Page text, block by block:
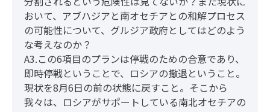
おいて、アブハジアと南オセチアとの和解プロセス
の可能性について、グルジア政府としてはどのよう
な考えなのか？
A3.この6項目のプランは停戦のための合意であり、
即時停戦ということで、ロシアの撤退ということ。
現状を8月6日の前の状態に戻すこと。そこから
我々は、ロシアがサポートしている南北オセチアの